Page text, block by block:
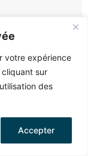
votre expérience
sur
des
Accepter